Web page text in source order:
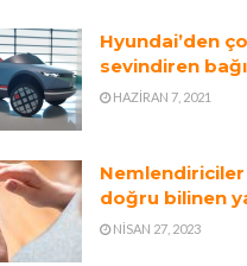
Hyundai’den
sevindiren
HAZIRAN 7, 2021
Nemlendiriciler
doğru bilinen
NISAN 27, 2023